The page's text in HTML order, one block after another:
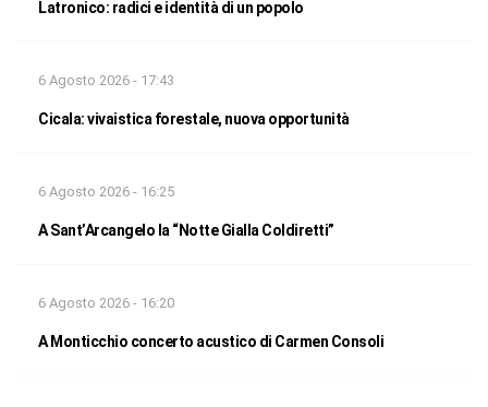
Latronico: radici e identità di un popolo
6 Agosto 2026 - 17:43
Cicala: vivaistica forestale, nuova opportunità
6 Agosto 2026 - 16:25
A Sant’Arcangelo la “Notte Gialla Coldiretti”
6 Agosto 2026 - 16:20
A Monticchio concerto acustico di Carmen Consoli